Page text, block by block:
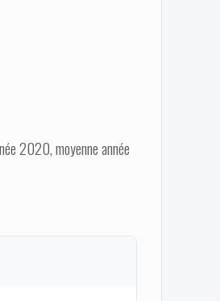
2020, moyenne année